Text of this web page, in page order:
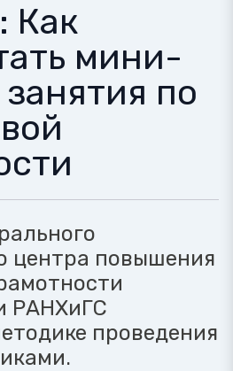
Как
мини-
по
центра повышения
РАНХиГС
проведения